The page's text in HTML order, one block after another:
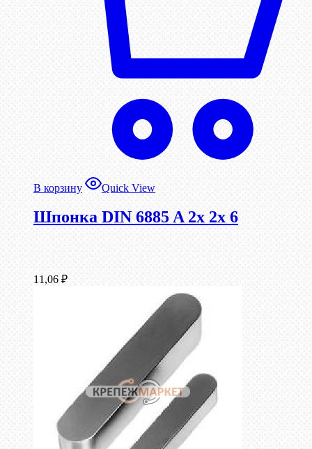
В корзину Quick View
Шпонка DIN 6885 A 2x 2x 6
11,06 ₽